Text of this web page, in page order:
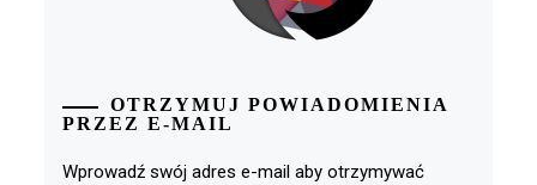
OTRZYMUJ POWIADOMIENIA
PRZEZ E-MAIL
Wprowadź swój adres e-mail aby otrzymywać